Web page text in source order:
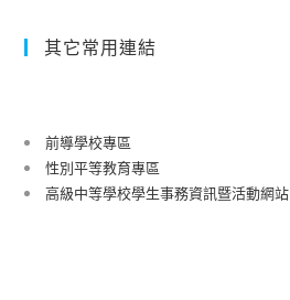
其它常用連結
前導學校專區
性別平等教育專區
高級中等學校學生事務資訊暨活動網站